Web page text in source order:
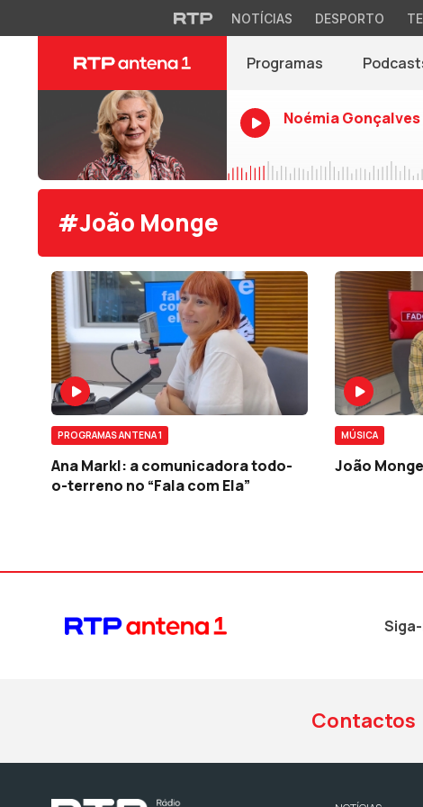
NOTÍCIAS DESPORTO
Programas
Noémia Gonçalves
#João Monge
PROGRAMAS ANTENA 1
Ana Markl: a comunicadora todo-
o-terreno no “Fala com Ela”
MÚSICA
João
Contactos